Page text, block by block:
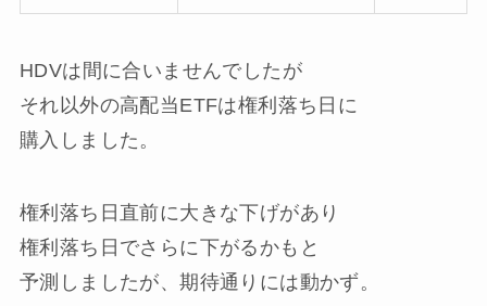
HDVは間に合いませんでしたが
それ以外の高配当ETFは権利落ち日に
購入しました。
権利落ち日直前に大きな下げがあり
権利落ち日でさらに下がるかもと
予測しましたが、期待通りには動かず。